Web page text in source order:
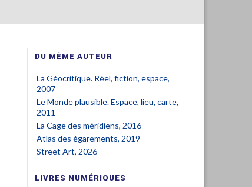
DU MÊME AUTEUR
La Géocritique. Réel, fiction, espace,
2007
Le Monde plausible. Espace, lieu, carte,
2011
La Cage des méridiens, 2016
Atlas des égarements, 2019
Street Art, 2026
LIVRES NUMÉRIQUES